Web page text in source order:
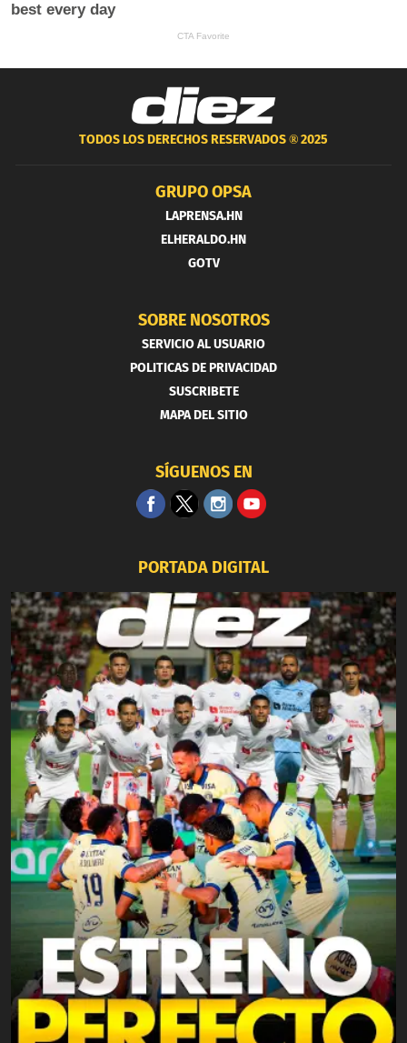
TODOS LOS DERECHOS RESERVADOS ®2025
GRUPO OPSA
LAPRENSA.HN
ELHERALDO.HN
GOTV
SOBRE NOSOTROS
SERVICIO AL USUARIO
POLITICAS DE PRIVACIDAD
SUSCRIBETE
MAPA DEL SITIO
SÍGUENOS EN
PORTADA DIGITAL